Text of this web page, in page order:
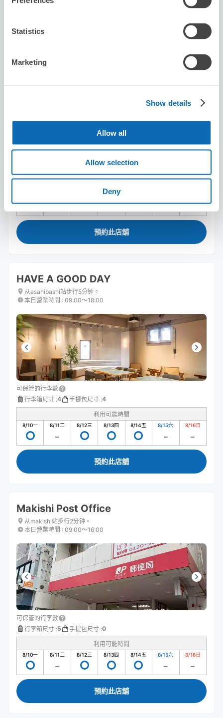
Statistics
Marketing
Show details
Allow all
Allow selection
Deny
从miebashi站步行5分钟。
8/13四
預約此店舖
HAVE A GOOD DAY
从asahibashi站步行5分钟。
本日營業時間 : 09:00〜18:00
可保管的行李數
行李箱尺寸 :4 手提包尺寸 :4
利用可能時間
8/10一 8/11二 8/12三 8/13四 8/14五 8/15六 8/16日
預約此店舖
Makishi Post Office
从makishi站步行2分钟。
本日營業時間 : 09:00〜16:00
可保管的行李數
行李箱尺寸 :5 手提包尺寸 :0
利用可能時間
8/10一 8/11二 8/12三 8/13四 8/14五 8/15六 8/16日
預約此店舖